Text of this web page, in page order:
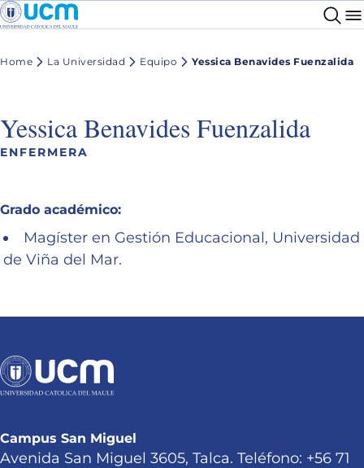
Home La Universidad Equipo Yessica Benavides Fuenzalida
Yessica Benavides Fuenzalida
ENFERMERA
Grado académico:
Magíster en Gestión Educacional, Universidad
de Viña del Mar.
Campus San Miguel
Avenida San Miguel 3605, Talca. Teléfono: +56 71